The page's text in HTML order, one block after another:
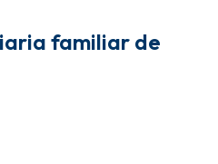
familiar de